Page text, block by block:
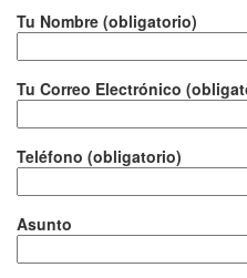
Tu Nombre (obligatorio)
Tu Correo Electrónico
Teléfono (obligatorio)
Asunto